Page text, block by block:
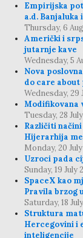
Empirijska
a.d. Banjaluka
Thursday, 6
Američki i
jutarnje kave
Wednesday, 5
Nova
do care
Wednesday, 29
Modifikovana
Tuesday, 28
Različiti
Hijerarhija
Monday, 20
Uzroci pada
Sunday, 19 July
SpaceX kao
Pravila brzog
Saturday, 18
Struktura
Hercegovini i
inteligencije